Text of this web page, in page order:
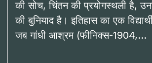
की सोच, चिंतन की प्रयोगस्थली है,
की बुनियाद है। इतिहास का एक
जब गांधी आश्रम (फीनिक्स-1904,…